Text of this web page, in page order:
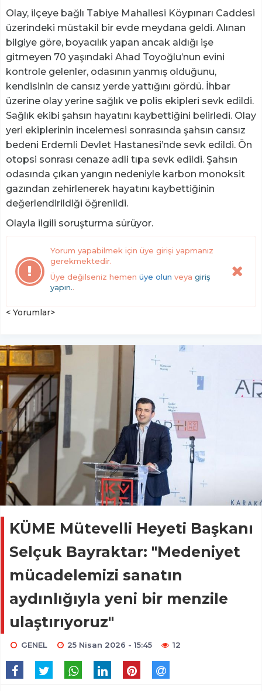
Olay, ilçeye bağlı Tabiye Mahallesi Köypınarı Caddesi
üzerindeki müstakil bir evde meydana geldi. Alınan
bilgiye göre, boyacılık yapan ancak aldığı işe
gitmeyen 70 yaşındaki Ahad Toyoğlu’nun evini
kontrole gelenler, odasının yanmış olduğunu,
kendisinin de cansız yerde yattığını gördü. İhbar
üzerine olay yerine sağlık ve polis ekipleri sevk edildi.
Sağlık ekibi şahsın hayatını kaybettiğini belirledi. Olay
yeri ekiplerinin incelemesi sonrasında şahsın cansız
bedeni Erdemli Devlet Hastanesi’nde sevk edildi. Ön
otopsi sonrası cenaze adli tıpa sevk edildi. Şahsın
odasında çıkan yangın nedeniyle karbon monoksit
gazından zehirlenerek hayatını kaybettiğinin
değerlendirildiği öğrenildi.
Olayla ilgili soruşturma sürüyor.
Yorum yapabilmek için üye girişi yapmanız
gerekmektedir.
Üye değilseniz hemen üye olun veya giriş
yapın..
< Yorumlar>
KÜME Mütevelli Heyeti Başkanı
Selçuk Bayraktar: "Medeniyet
mücadelemizi sanatın
aydınlığıyla yeni bir menzile
ulaştırıyoruz"
GENEL 25 Nisan 2026 - 15:45 12